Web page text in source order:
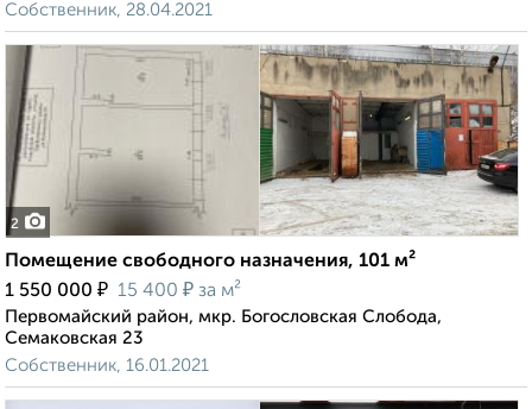
Собственник, 28.04.2021
2
Помещение свободного назначения, 101 м²
1 550 000 ₽ 15 400 ₽ за м²
Первомайский район, мкр. Богословская Слобода,
Семаковская 23
Собственник, 16.01.2021